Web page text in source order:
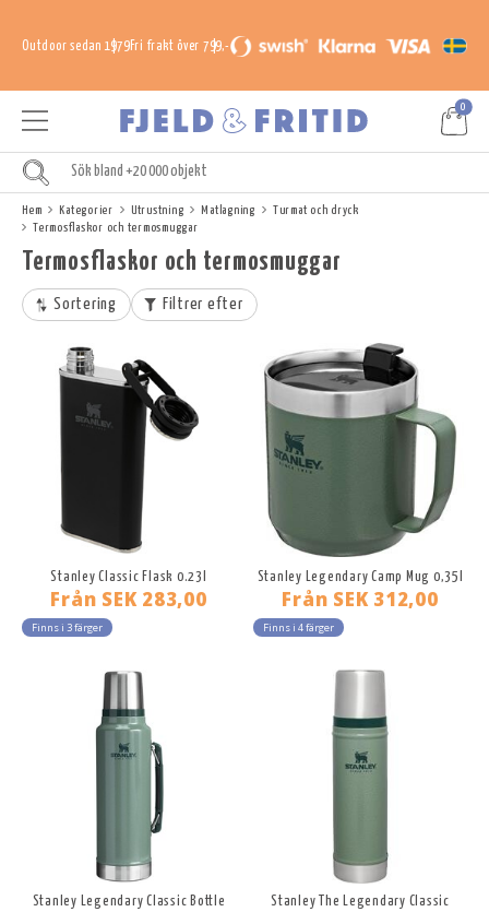
Outdoor sedan 1979Fri frakt över 799,-
0
Hem Kategorier Utrustning Matlagning
Turmat och dryck
Termosflaskor och termosmuggar
Termosflaskor och termosmuggar
Sortering Filtrer efter
Stanley Classic Flask 0.23l
Från SEK 283,00
Finns i 3 färger
Stanley Legendary Camp Mug 0,35l
Från SEK 312,00
Finns i 4 färger
Stanley Legendary Classic Bottle
Stanley The Legendary Classic